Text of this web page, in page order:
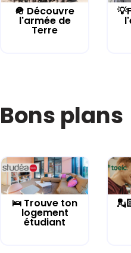
🪖 Découvre
l'armée de
Terre
Bons plans
🛌 Trouve ton
logement
étudiant